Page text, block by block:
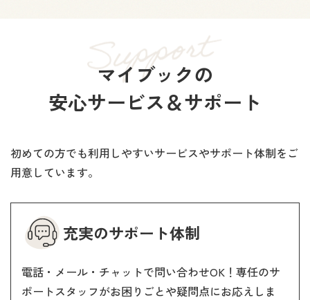
マイブックの
安心サービス＆サポート
初めての方でも利用しやすいサービスやサポート体制をご
用意しています。
充実のサポート体制
電話・メール・チャットで問い合わせOK！専任のサ
ポートスタッフがお困りごとや疑問点にお応えしま
ラミネート加工 - 光沢
ます。仕上げは「ラミネート加工（光沢・つや消
し）」の2タイプです。
ラミネート加工 - 光沢
仕上げは「ラミネート加工（光沢・つや消し）」の2
タイプです。
合紙製本
紙を貼り合わせて製本する方式です。
本文が180°フラットに開き、ページに厚みがあるのが
光沢を抑えた専用紙
る専用紙です。
ラミネート加工 - 光沢
ます。DXは光沢のあるラミネートで、光を当てるとツ
ヤツヤと反射します。
糸綴じは、フォトブックをの真ん中を糸で綴じた、ペ
ージが開きやすい製本方法です。
ニス加工
紙や印刷の質感を残した優しい光沢感！
色合いをより引き立てます。
無線綴じ（ソフトカバー）
表面の光沢を抑え、高級感を演出！やわらかい仕上が
ニス加工